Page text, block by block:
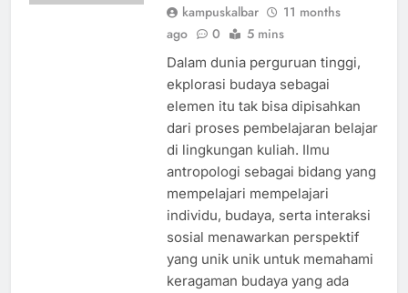
kampuskalbar
11 months
ago
0 5 mins
Dalam dunia perguruan tinggi,
ekplorasi budaya sebagai
elemen itu tak bisa dipisahkan
dari proses pembelajaran belajar
di lingkungan kuliah. Ilmu
antropologi sebagai bidang yang
mempelajari mempelajari
individu, budaya, serta interaksi
sosial menawarkan perspektif
yang unik unik untuk memahami
keragaman budaya yang ada